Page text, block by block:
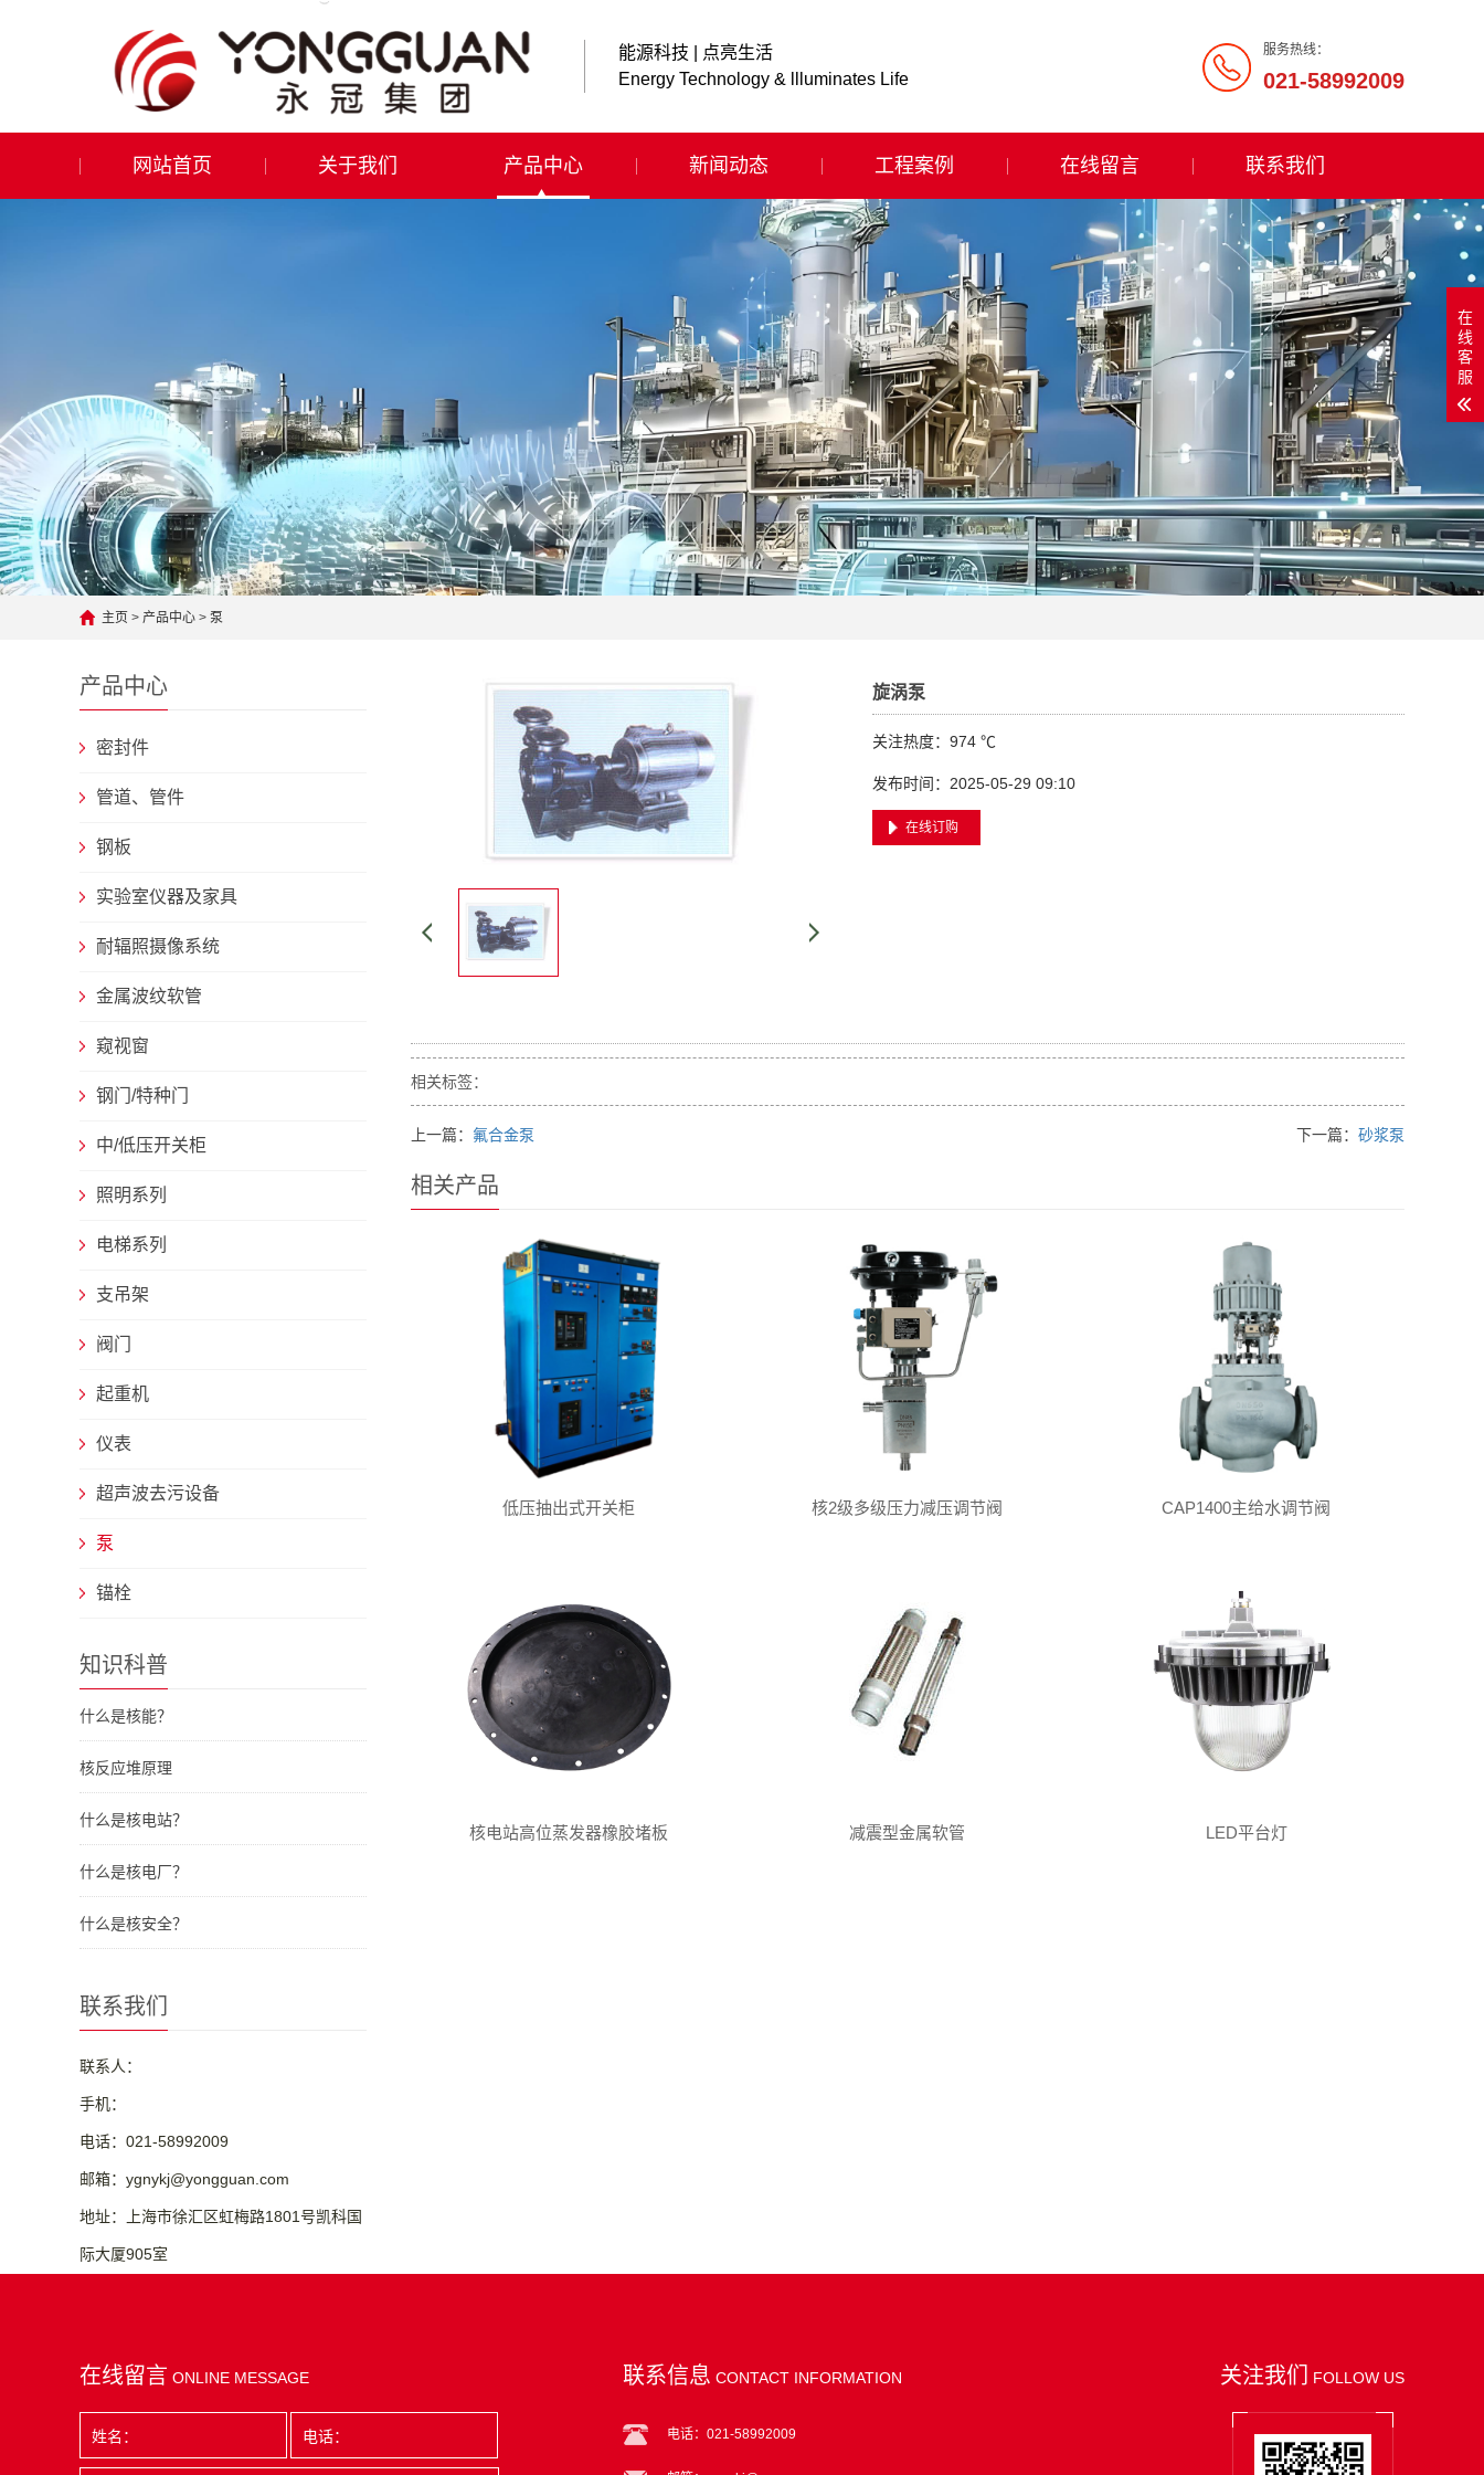
服务热线：
021-58992009
能源科技 | 点亮生活
Energy Technology & llluminates Life
网站首页 关于我们 产品中心 新闻动态 工程案例 在线留言 联系我们
主页 > 产品中心 > 泵
产品中心
密封件
管道、管件
钢板
实验室仪器及家具
耐辐照摄像系统
金属波纹软管
窥视窗
钢门/特种门
中/低压开关柜
照明系列
电梯系列
支吊架
阀门
起重机
仪表
超声波去污设备
泵
锚栓
知识科普
什么是核能？
核反应堆原理
什么是核电站？
什么是核电厂？
什么是核安全？
联系我们
联系人：
手机：
电话：021-58992009
邮箱：ygnykj@yongguan.com
地址：上海市徐汇区虹梅路1801号凯科国
际大厦905室
旋涡泵
关注热度： 974 ℃
发布时间：2025-05-29 09:10
在线订购
相关标签：
上一篇： 氟合金泵 下一篇： 砂浆泵
相关产品
低压抽出式开关柜 核2级多级压力减压调节阀 CAP1400主给水调节阀
核电站高位蒸发器橡胶堵板 减震型金属软管 LED平台灯
关注我们 FOLLOW US
在线留言 ONLINE MESSAGE 联系信息 CONTACT INFORMATION
电话：021-58992009
在
线
客
服